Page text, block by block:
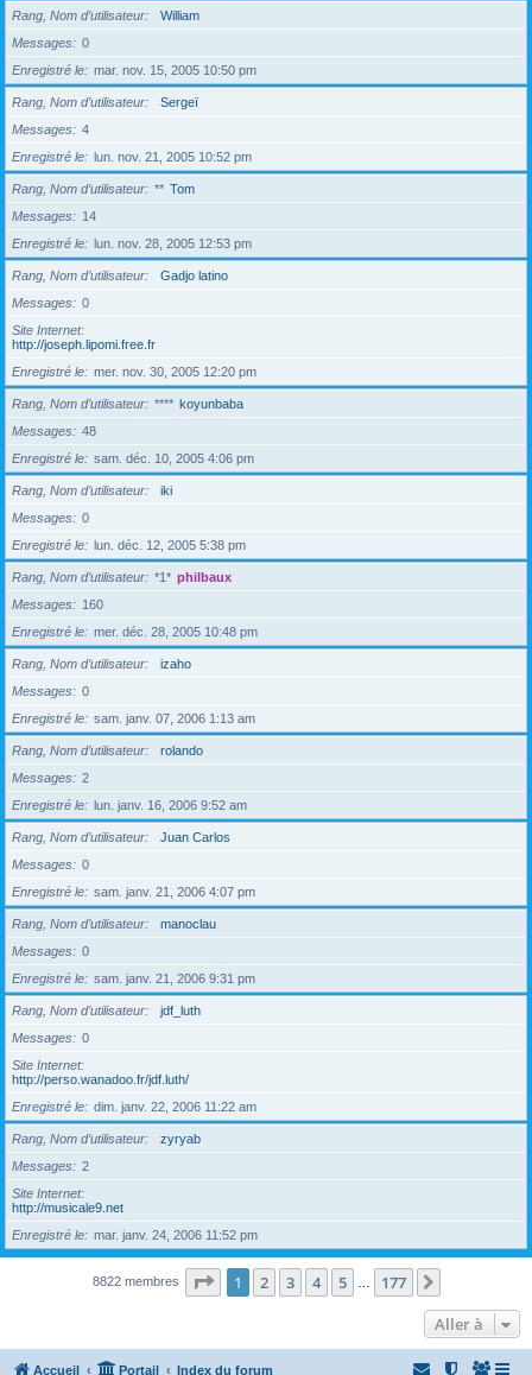
Rang, Nom d’utilisateur
William
Messages
0
Enregistré le
mar. nov. 15, 2005 10:50 pm
Rang, Nom d’utilisateur
Sergeï
Messages
4
Enregistré le
lun. nov. 21, 2005 10:52 pm
Rang, Nom d’utilisateur ** Tom
Messages
14
Enregistré le
lun. nov. 28, 2005 12:53 pm
Rang, Nom d’utilisateur
Gadjo latino
Messages
0
Site Internet
http://joseph.lipomi.free.fr
Enregistré le
mer. nov. 30, 2005 12:20 pm
Rang, Nom d’utilisateur **** koyunbaba
Messages
48
Enregistré le
sam. déc. 10, 2005 4:06 pm
Rang, Nom d’utilisateur
iki
Messages
0
Enregistré le
lun. déc. 12, 2005 5:38 pm
Rang, Nom d’utilisateur *1* philbaux
Messages
160
Enregistré le
mer. déc. 28, 2005 10:48 pm
Rang, Nom d’utilisateur
izaho
Messages
0
Enregistré le
sam. janv. 07, 2006 1:13 am
Rang, Nom d’utilisateur
rolando
Messages
2
Enregistré le
lun. janv. 16, 2006 9:52 am
Rang, Nom d’utilisateur
Juan Carlos
Messages
0
Enregistré le
sam. janv. 21, 2006 4:07 pm
Rang, Nom d’utilisateur
manoclau
Messages
0
Enregistré le
sam. janv. 21, 2006 9:31 pm
Rang, Nom d’utilisateur
jdf_luth
Messages
0
Site Internet
http://perso.wanadoo.fr/jdf.luth/
Enregistré le
dim. janv. 22, 2006 11:22 am
Rang, Nom d’utilisateur
zyryab
Messages
2
Site Internet
http://musicale9.net
Enregistré le
mar. janv. 24, 2006 11:52 pm
8822 membres Page 1sur177
1 2 3 4 5 177
Aller à
Accueil Portail Index du forum